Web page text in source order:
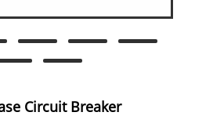
Circuit Breaker